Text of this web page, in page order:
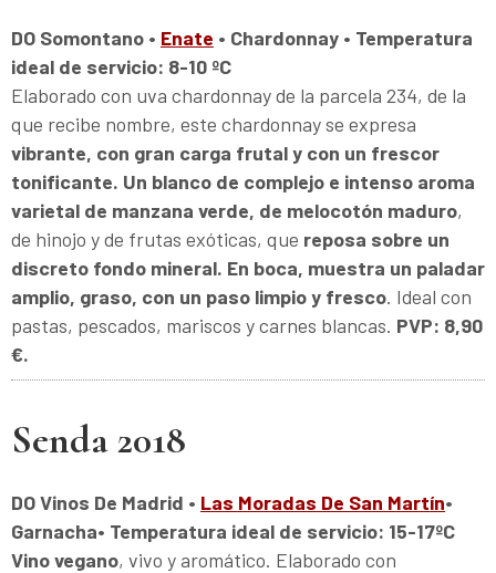
DO Somontano • Enate • Chardonnay • Temperatura
ideal de servicio: 8-10 ºC
Elaborado con uva chardonnay de la parcela 234, de la
que recibe nombre, este chardonnay se expresa
vibrante, con gran carga frutal y con un frescor
tonificante. Un blanco de complejo e intenso aroma
varietal de manzana verde, de melocotón maduro,
de hinojo y de frutas exóticas, que reposa sobre un
discreto fondo mineral. En boca, muestra un paladar
amplio, graso, con un paso limpio y fresco. Ideal con
pastas, pescados, mariscos y carnes blancas. PVP: 8,90
€.
Senda 2018
DO Vinos De Madrid • Las Moradas De San Martín•
Garnacha• Temperatura ideal de servicio: 15-17ºC
Vino vegano, vivo y aromático. Elaborado con